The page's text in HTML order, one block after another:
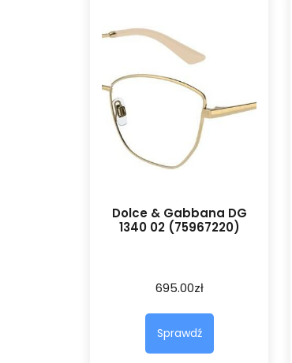
Dolce & Gabbana DG
1340 02 (75967220)
695.00zł
Sprawdź